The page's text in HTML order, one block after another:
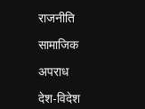
राजनीति
सामाजिक
अपराध
देश-विदेश